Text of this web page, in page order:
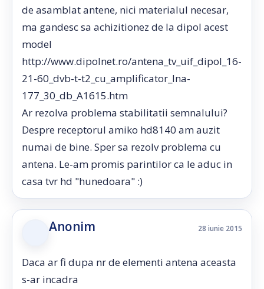
de asamblat antene, nici materialul necesar,
ma gandesc sa achizitionez de la dipol acest
model
http://www.dipolnet.ro/antena_tv_uif_dipol_16-
21-60_dvb-t-t2_cu_amplificator_lna-
177_30_db_A1615.htm
Ar rezolva problema stabilitatii semnalului?
Despre receptorul amiko hd8140 am auzit
numai de bine. Sper sa rezolv problema cu
antena. Le-am promis parintilor ca le aduc in
casa tvr hd "hunedoara" :)
Anonim 28 iunie 2015
Daca ar fi dupa nr de elementi antena aceasta
s-ar incadra